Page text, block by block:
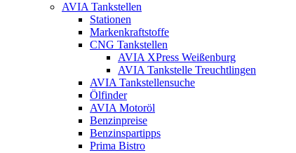
AVIA Tankstellen
Stationen
Markenkraftstoffe
CNG Tankstellen
AVIA XPress Weißenburg
AVIA Tankstelle Treuchtlingen
AVIA Tankstellensuche
Ölfinder
AVIA Motoröl
Benzinpreise
Benzinspartipps
Prima Bistro